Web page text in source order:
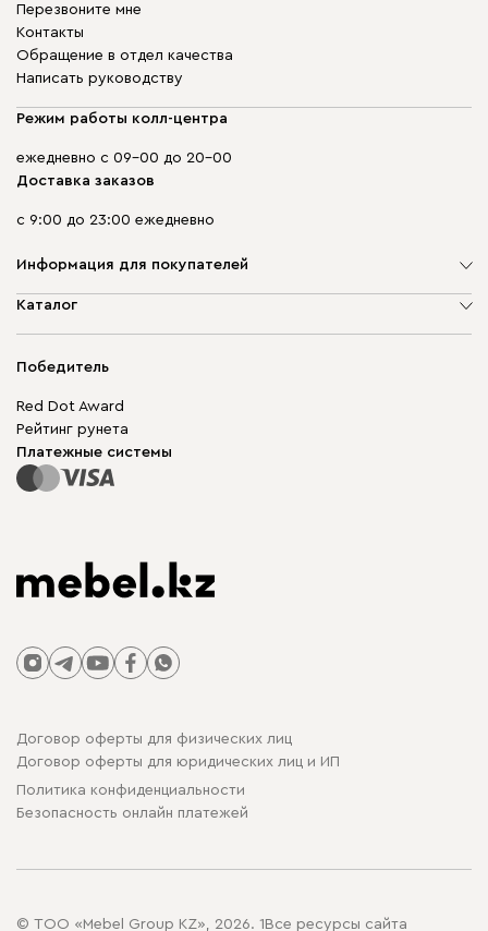
Перезвоните мне
Контакты
Обращение в отдел качества
Написать руководству
Режим работы колл-центра
ежедневно с 09-00 до 20-00
Доставка заказов
с 9:00 до 23:00 ежедневно
Информация для покупателей
О компании
Гарантия
Карта сайта
Каталог
Корпусная мебель
Модульная мебель
Столы и стулья
Победитель
Red Dot Award
Рейтинг рунета
Платежные системы
Договор оферты для физических лиц
Договор оферты для юридических лиц и ИП
Политика конфиденциальности
Безопасность онлайн платежей
© ТОО «Mebel Group KZ», 2026. 1Все ресурсы сайта